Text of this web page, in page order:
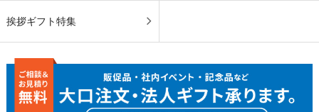
挨拶ギフト特集